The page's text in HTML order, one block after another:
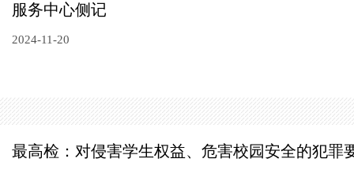
服务中心侧记
2024-11-20
最高检：对侵害学生权益、危害校园安全的犯罪